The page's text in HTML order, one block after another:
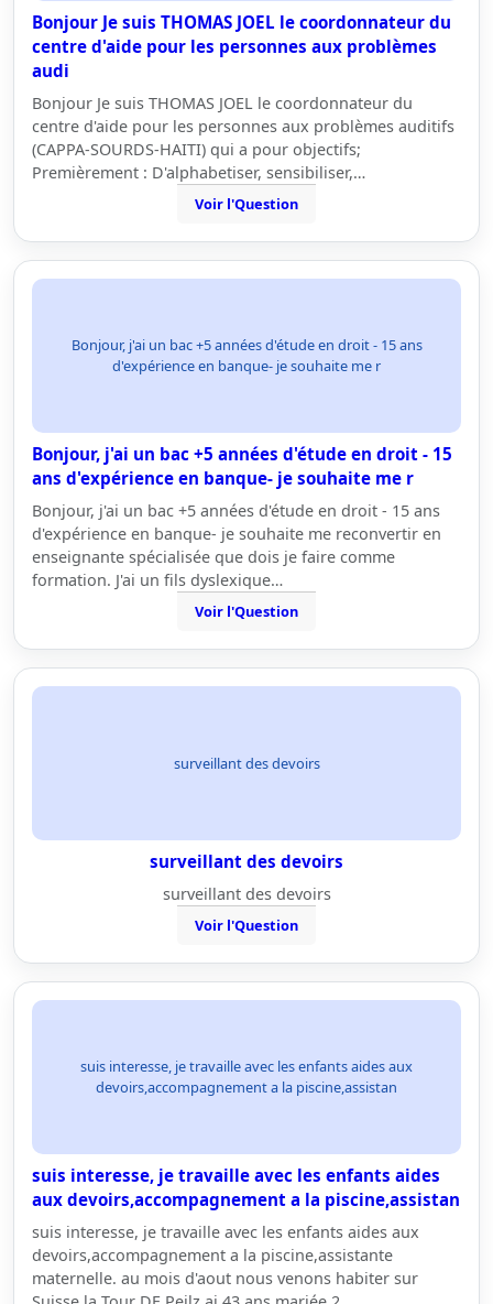
Bonjour Je suis THOMAS JOEL le coordonnateur du
centre d'aide pour les personnes aux problèmes
audi
Bonjour Je suis THOMAS JOEL le coordonnateur du
centre d'aide pour les personnes aux problèmes auditifs
(CAPPA-SOURDS-HAITI) qui a pour objectifs;
Premièrement : D'alphabetiser, sensibiliser,…
Voir l'Question
Bonjour, j'ai un bac +5 années d'étude en droit - 15 ans
d'expérience en banque- je souhaite me r
Bonjour, j'ai un bac +5 années d'étude en droit - 15
ans d'expérience en banque- je souhaite me r
Bonjour, j'ai un bac +5 années d'étude en droit - 15 ans
d'expérience en banque- je souhaite me reconvertir en
enseignante spécialisée que dois je faire comme
formation. J'ai un fils dyslexique…
Voir l'Question
surveillant des devoirs
surveillant des devoirs
surveillant des devoirs
Voir l'Question
suis interesse, je travaille avec les enfants aides aux
devoirs,accompagnement a la piscine,assistan
suis interesse, je travaille avec les enfants aides
aux devoirs,accompagnement a la piscine,assistan
suis interesse, je travaille avec les enfants aides aux
devoirs,accompagnement a la piscine,assistante
maternelle. au mois d'aout nous venons habiter sur